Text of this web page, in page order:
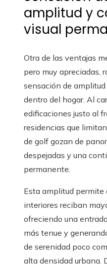
amplitud y
visual
Otra de las ventajas
pero muy apreciadas,
sensación de
dentro del hogar. Al
edificaciones justo al
residencias que
de golf gozan de
despejadas y una
permanente.
Esta amplitud permite
interiores reciban
ofreciendo una
más tenue y
de serenidad poco
alta densidad urbana.